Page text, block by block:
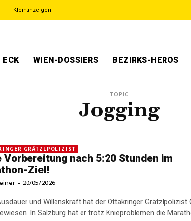
Kleinanzeigen
ECK WIEN-DOSSIERS BEZIRKS-HEROS
TOPIC
Jogging
GRÄTZLPOLIZIST
Vorbereitung nach 5:20 Stunden im
Ziel!
- 20/05/2026
und Willenskraft hat der Ottakringer Grätzlpolizist
In Salzburg hat er trotz Knieproblemen die